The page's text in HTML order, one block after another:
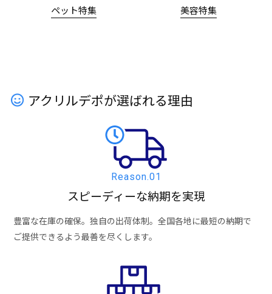
ペット特集 美容特集
アクリルデポが選ばれる理由
Reason.01
スピーディーな納期を実現
豊富な在庫の確保。独自の出荷体制。全国各地に最短の納期で
ご提供できるよう最善を尽くします。